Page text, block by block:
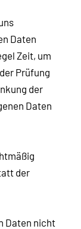
Daten
Zeit, um
Prüfung
der
Daten
der
Daten nicht